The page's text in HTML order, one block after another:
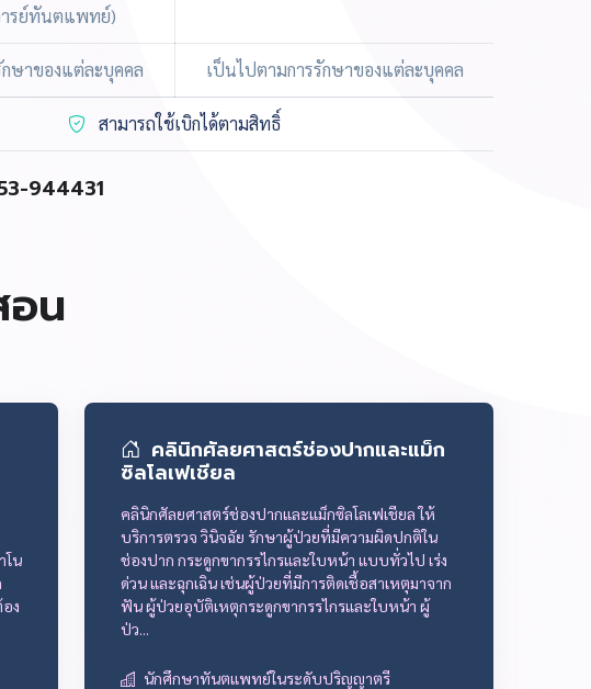
ารย์ทันตแพทย์)
ษาของแต่ละบุคคล เป็นไปตามการรักษาของแต่ละบุคคล
สามารถใช้เบิกได้ตามสิทธิ์
944431
อน
โน
ง
คลินิกศัลยศาสตร์ช่องปากและแม็ก
ซิลโลเฟเชียล
คลินิกศัลยศาสตร์ช่องปากและแม็กซิลโลเฟเชียล ให้
บริการตรวจ วินิจฉัย รักษาผู้ป่วยที่มีความผิดปกติใน
ช่องปาก กระดูกขากรรไกรและใบหน้า แบบทั่วไป เร่ง
ด่วน และฉุกเฉิน เช่นผู้ป่วยที่มีการติดเชื้อสาเหตุมาจาก
ฟัน ผู้ป่วยอุบัติเหตุกระดูกขากรรไกรและใบหน้า ผู้
ป่ว...
นักศึกษาทันตแพทย์ในระดับปริญญาตรี